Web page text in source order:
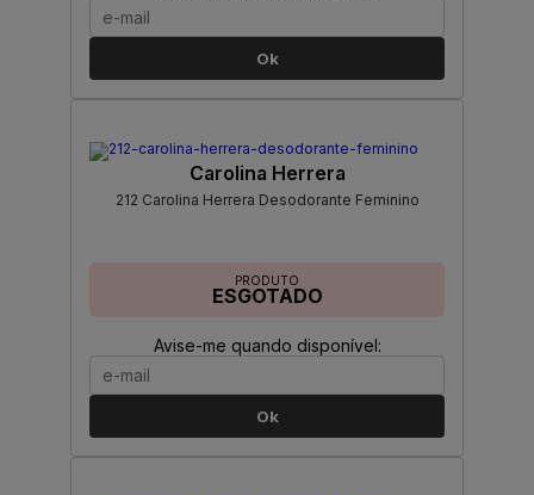
Ok
Carolina Herrera
212 Carolina Herrera Desodorante Feminino
PRODUTO
ESGOTADO
Avise-me quando disponível:
Ok